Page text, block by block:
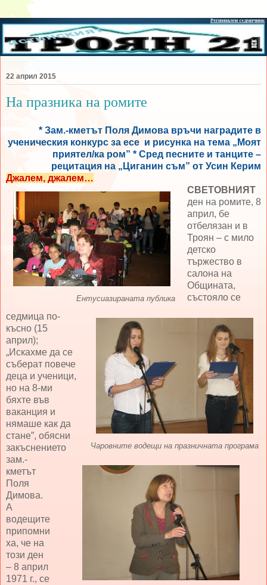
22 април 2015
На празника на ромите
* Зам.-кметът Поля Димова връчи наградите в
ученическия конкурс за есе и рисунка на тема „Моят
приятел/ка ром” * Сред песните и танците –
рецитация на „Циганин съм” от Усин Керим
Джалем, джалем…
Ентусиазираната публика
Чаровните водещи на празничната програма
СВЕТОВНИЯТ
ден на ромите, 8
април, бе
отбелязан и в
Троян – с мило
детско
тържество в
салона на
Общината,
състояло се
седмица по-
късно (15
април);
„Искахме да се
съберат повече
деца и ученици,
но на 8-ми
бяхте във
ваканция и
нямаше как да
стане”, обясни
закъснението
зам.-
кметът
Поля
Димова.
А
водещите
припомни
ха, че на
този ден
– 8 април
1971 г., се